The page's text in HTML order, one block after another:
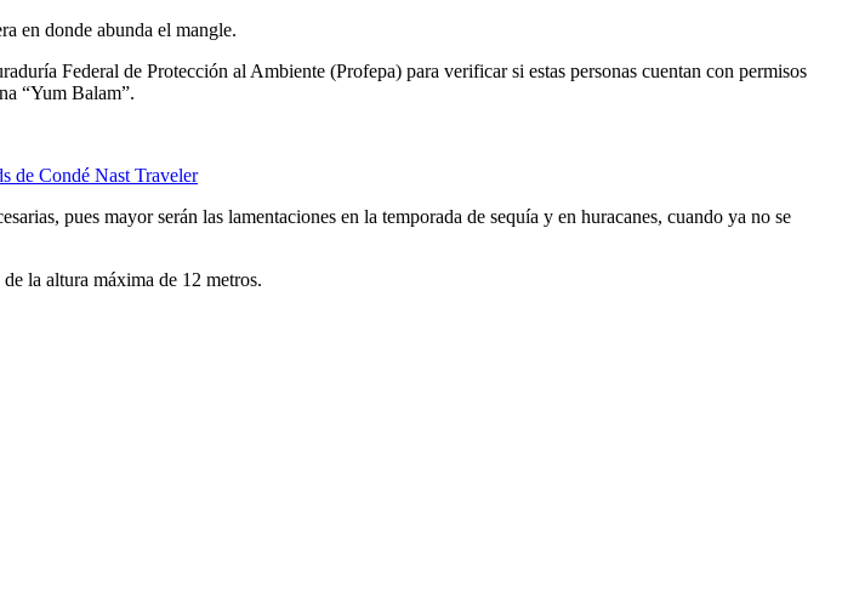
en donde abunda el mangle.
Federal de Protección al Ambiente (Profepa) para verificar si estas personas cuentan con permisos
“Yum Balam”.
de Condé Nast Traveler
pues mayor serán las lamentaciones en la temporada de sequía y en huracanes, cuando ya no se
la altura máxima de 12 metros.